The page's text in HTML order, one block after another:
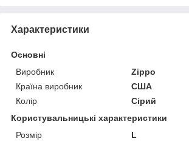
Характеристики
Основні
Виробник
Zippo
Країна виробник
США
Колір
Сірий
Користувальницькі характеристики
Розмір
L